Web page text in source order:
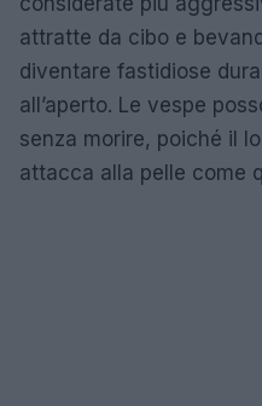
attratte da cibo e
diventare fastidiose
all’aperto. Le vespe
senza morire, poiché il
attacca alla pelle come